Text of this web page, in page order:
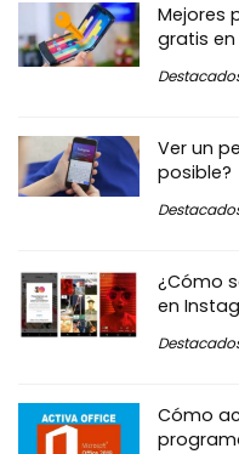
Mejores
gratis en
Ver un
posible?
¿Cómo
en
Cómo